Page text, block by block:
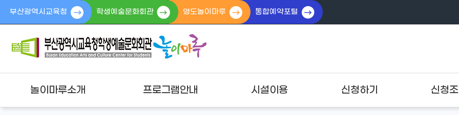
부산광역시교육청 학생예술문화회관 영도놀이마루 통합예약포털
놀이마루소개 프로그램안내 시설이용 신청하기 신청조